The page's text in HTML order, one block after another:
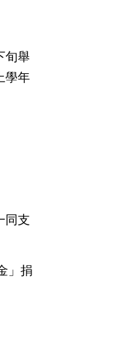
旬舉
學年
同支
」捐